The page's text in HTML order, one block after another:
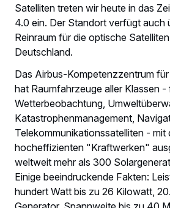
Satelliten treten wir heute in das
4.0 ein. Der Standort verfügt auch
Reinraum für die optische
Deutschland.
Das Airbus-Kompetenzzentrum
hat Raumfahrzeuge aller Klassen -
Wetterbeobachtung,
Katastrophenmanagement,
Telekommunikationssatelliten - mit
hocheffizienten "Kraftwerken"
weltweit mehr als 300
Einige beeindruckende Fakten:
hundert Watt bis zu 26 Kilowatt,